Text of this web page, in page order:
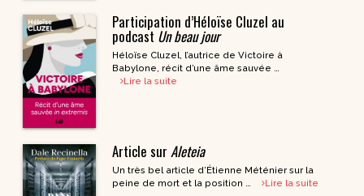
Participation d’Héloïse Cluzel au
podcast Un beau jour
Héloïse Cluzel, l’autrice de Victoire à
Babylone, récit d’une âme sauvée …
Lire la suite
Article sur Aleteia
Un très bel article d’Étienne Méténier sur la
peine de mort et la position …
Lire la suite